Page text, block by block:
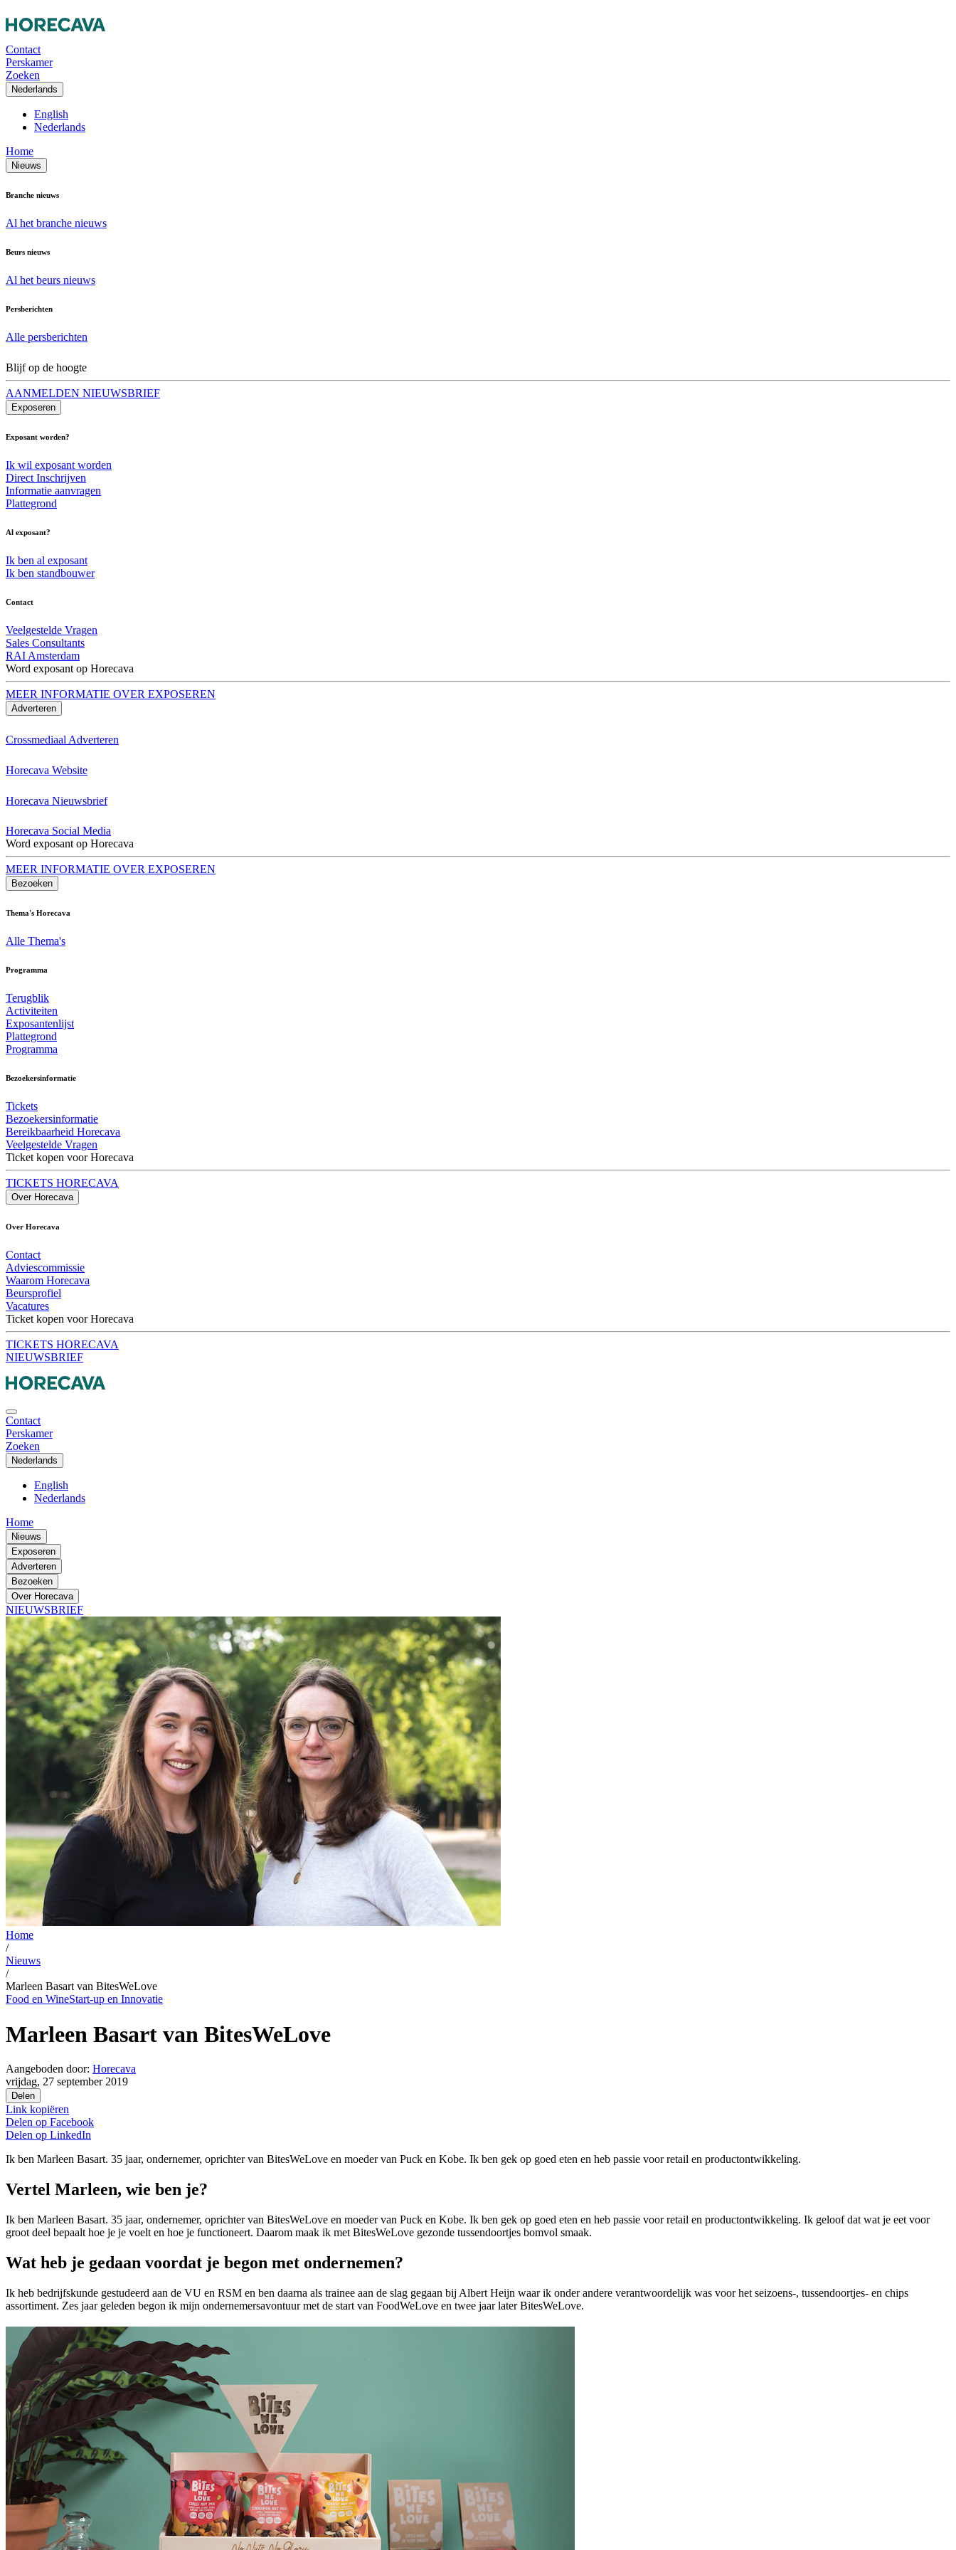
Contact
Perskamer
Zoeken
Nederlands
English
Nederlands
Home
Nieuws
Branche nieuws
Al het branche nieuws
Beurs nieuws
Al het beurs nieuws
Persberichten
Alle persberichten
Blijf op de hoogte
AANMELDEN NIEUWSBRIEF
Exposeren
Exposant worden?
Ik wil exposant worden
Direct Inschrijven
Informatie aanvragen
Plattegrond
Al exposant?
Ik ben al exposant
Ik ben standbouwer
Contact
Veelgestelde Vragen
Sales Consultants
RAI Amsterdam
Word exposant op Horecava
MEER INFORMATIE OVER EXPOSEREN
Adverteren
Crossmediaal Adverteren
Horecava Website
Horecava Nieuwsbrief
Horecava Social Media
Word exposant op Horecava
MEER INFORMATIE OVER EXPOSEREN
Bezoeken
Thema's Horecava
Alle Thema's
Programma
Terugblik
Activiteiten
Exposantenlijst
Plattegrond
Programma
Bezoekersinformatie
Tickets
Bezoekersinformatie
Bereikbaarheid Horecava
Veelgestelde Vragen
Ticket kopen voor Horecava
TICKETS HORECAVA
Over Horecava
Over Horecava
Contact
Adviescommissie
Waarom Horecava
Beursprofiel
Vacatures
Ticket kopen voor Horecava
TICKETS HORECAVA
NIEUWSBRIEF
Contact
Perskamer
Zoeken
Nederlands
English
Nederlands
Home
Nieuws
Exposeren
Adverteren
Bezoeken
Over Horecava
NIEUWSBRIEF
Home
/
Nieuws
/
Marleen Basart van BitesWeLove
Food en WineStart-up en Innovatie
Marleen Basart van BitesWeLove
Aangeboden door: Horecava
vrijdag, 27 september 2019
Delen
Link kopiëren
Delen op Facebook
Delen op LinkedIn
Ik ben Marleen Basart. 35 jaar, ondernemer, oprichter van BitesWeLove en moeder van Puck en Kobe. Ik ben gek op goed eten en heb passie voor retail en productontwikkeling.
Vertel Marleen, wie ben je?
Ik ben Marleen Basart. 35 jaar, ondernemer, oprichter van BitesWeLove en moeder van Puck en Kobe. Ik ben gek op goed eten en heb passie voor retail en productontwikkeling. Ik geloof dat wat je eet voor
groot deel bepaalt hoe je je voelt en hoe je functioneert. Daarom maak ik met BitesWeLove gezonde tussendoortjes bomvol smaak.
Wat heb je gedaan voordat je begon met ondernemen?
Ik heb bedrijfskunde gestudeerd aan de VU en RSM en ben daarna als trainee aan de slag gegaan bij Albert Heijn waar ik onder andere verantwoordelijk was voor het seizoens-, tussendoortjes- en chips
assortiment. Zes jaar geleden begon ik mijn ondernemersavontuur met de start van FoodWeLove en twee jaar later BitesWeLove.